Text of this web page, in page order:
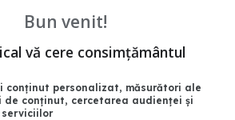
mentală și cognitivă. Nu ajută
Bun venit!
vă cere consimțământul
conținut personalizat, măsurători ale
de conținut, cercetarea audienței și